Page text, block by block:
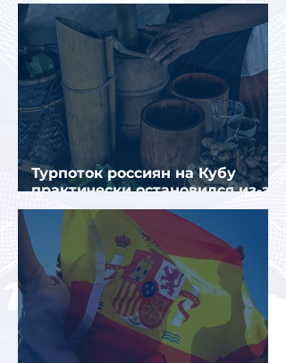
Турпоток россиян на Кубу
практически остановился из-за
отсутствия прямых рейсов